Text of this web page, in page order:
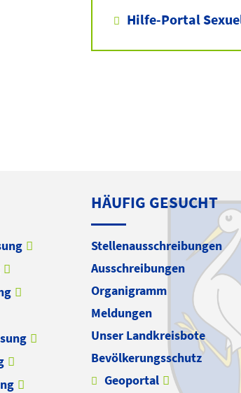
Hilfe-Portal
HÄUFIG GESUCHT
Stellenausschreibungen
Ausschreibungen
Organigramm
Meldungen
Unser Landkreisbote
Bevölkerungsschutz
Geoportal